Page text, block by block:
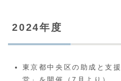
2024年度
東京都中央区の助成と支